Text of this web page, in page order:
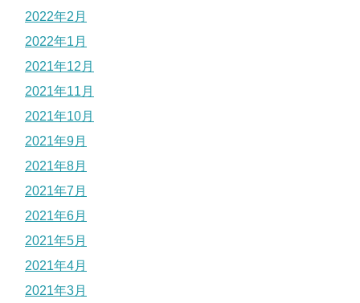
2022年2月
2022年1月
2021年12月
2021年11月
2021年10月
2021年9月
2021年8月
2021年7月
2021年6月
2021年5月
2021年4月
2021年3月